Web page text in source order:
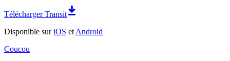
Télécharger Transit
Disponible suriOS et Android
Coucou